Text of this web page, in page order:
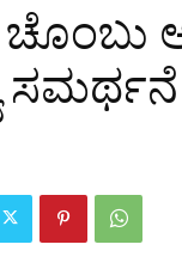
ಸಮರ್ಥನೆ